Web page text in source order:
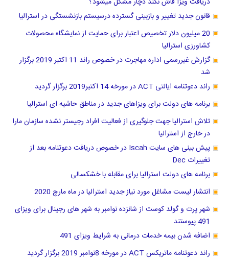
قانون جدید تغییر و بازبینی گسترده درسیستم بازنشستگی در استرالیا
20 میلیون دلار تخصیص اعتبار برای حمایت از نمایشگاه محصولات
کشاورزی استرالیا
گزارش غیررسمی اداره مهاجرت در خصوص راند 11 اکتبر 2019 برگزار
شد
راند دعوتنامه ایالتی ACT در مورخه 14 اکتبر2019 برگزار گردید
برنامه های دولت برای ویزاهای جدید در مناطق حاشیه ای استرالیا
تلاش استرالیا جهت جلوگیری از فعالیت افراد رجیستر نشده سازمان مارا
در خارج از استرالیا
پیش بینی های سایت Iscah در خصوص دریافت دعوتنامه بعد از
تغییرات Dec
برنامه های دولت استرالیا برای مقابله با خشکسالی
انتشار لیست مشاغل مورد نیاز جدید استرالیا در ماه مارچ 2020
شهر پرت و گولد کوست از شانزده نوامبر به شهر های رجینال برای ویزای
491 پیوستند
اضافه شدن بیمه خدمات درمانی به شرایط ویزای 491
راند دعوتنامه ماتریکس ACT در مورخه 8نوامبر 2019 برگزار گردید